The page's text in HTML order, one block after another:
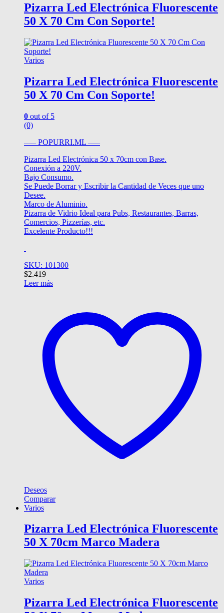
Pizarra Led Electrónica Fluorescente
50 X 70 Cm Con Soporte!
Varios
Pizarra Led Electrónica Fluorescente
50 X 70 Cm Con Soporte!
0 out of 5
(0)
—– POPURRI.ML —–
Pizarra Led Electrónica 50 x 70cm con Base.
Conexión a 220V.
Bajo Consumo.
Se Puede Borrar y Escribir la Cantidad de Veces que uno
Desee.
Marco de Aluminio.
Pizarra de Vidrio Ideal para Pubs, Restaurantes, Barras,
Comercios, Pizzerías, etc.
Excelente Producto!!!
SKU: 101300
$2.419
Leer más
Deseos
Comparar
Varios
Pizarra Led Electrónica Fluorescente
50 X 70cm Marco Madera
Varios
Pizarra Led Electrónica Fluorescente